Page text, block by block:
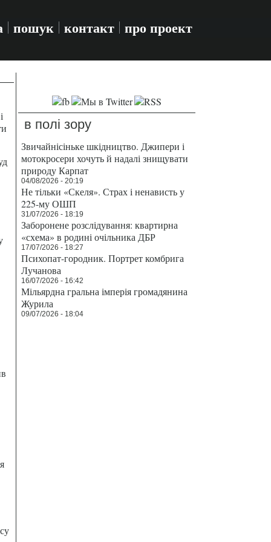
пошук контакт про проект
в полі зору
Звичайнісіньке шкідництво. Джипери і
мотокросери хочуть й надалі знищувати
природу Карпат
04/08/2026 - 20:19
Не тільки «Скеля». Страх і ненависть у
225-му ОШП
31/07/2026 - 18:19
Заборонене розслідування: квартирна
«схема» в родині очільника ДБР
17/07/2026 - 18:27
Психопат-городник. Портрет комбрига
Лучанова
16/07/2026 - 16:42
Мільярдна гральна імперія громадянина
Журила
09/07/2026 - 18:04